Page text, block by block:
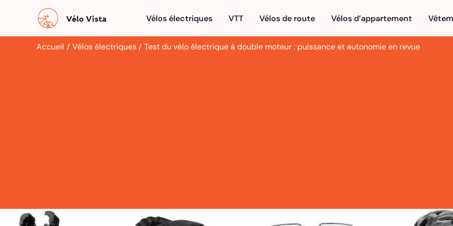
contenu
Vélo Vista Vélos électriques VTT Vélos de route Vélos d’appartement
Accueil Vélos électriques Test du vélo électrique à double moteur : puissance et autonomie en revue